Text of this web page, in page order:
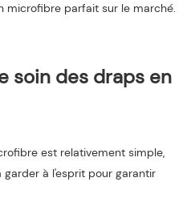
microfibre parfait sur le marché.
soin des draps en
est relativement simple,
à l'esprit pour garantir